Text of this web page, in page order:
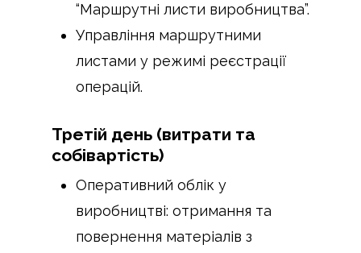
“Маршрутні листи виробництва”.
Управління маршрутними
листами у режимі реєстрації
операцій.
Третій день (витрати та
собівартість)
Оперативний облік у
виробництві: отримання та
повернення матеріалів з